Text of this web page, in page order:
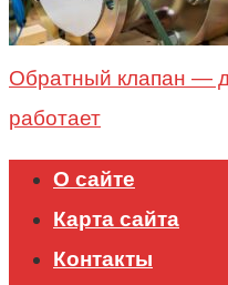
Обратный клапан —
работает
О сайте
Карта сайта
Контакты